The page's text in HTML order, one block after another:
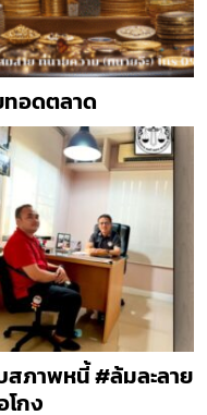
ทอดตลาด
สภาพหนี้ #ล้มละลาย
กง